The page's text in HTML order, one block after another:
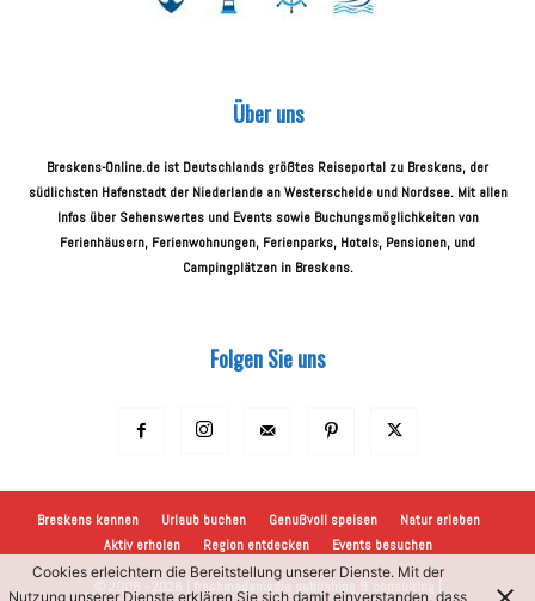
Über uns
Breskens-Online.de ist Deutschlands größtes Reiseportal zu Breskens, der
südlichsten Hafenstadt der Niederlande an Westerschelde und Nordsee. Mit allen
Infos über Sehenswertes und Events sowie Buchungsmöglichkeiten von
Ferienhäusern, Ferienwohnungen, Ferienparks, Hotels, Pensionen, und
Campingplätzen in Breskens.
Folgen Sie uns
Breskens kennen Urlaub buchen Genußvoll speisen
Natur erleben
Aktiv erholen
Region entdecken Events besuchen
© 2006 - 2026 | freshmademedia publishing & consulting |
Cookies erleichtern die Bereitstellung unserer Dienste. Mit der
Nutzung unserer Dienste erklären Sie sich damit einverstanden, dass